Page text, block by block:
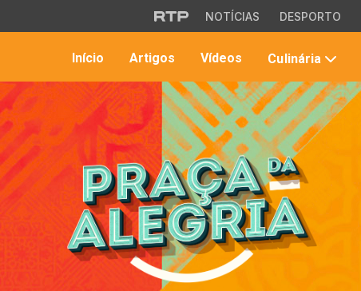
Saltar para o conteúdo principal
NOTÍCIAS DESPORTO
Início Artigos Vídeos Culinária